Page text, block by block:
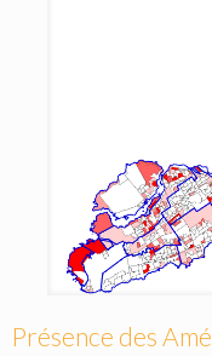
Présence des